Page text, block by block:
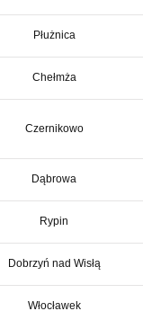
Płużnica
Chełmża
Czernikowo
Dąbrowa
Rypin
Dobrzyń nad Wisłą
Włocławek